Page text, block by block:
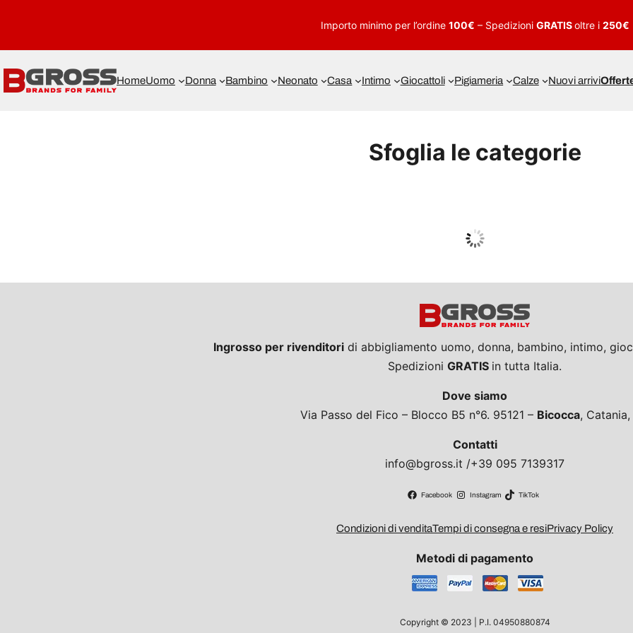
Importo minimo per l’ordine 100€ – Spedizioni GRATISoltre i 250€
HomeUomo Donna Bambino Neonato Casa Intimo Giocattoli Pigiameria Calze Nuovi arrivi
Sfoglia le categorie
Guarda tutto
Ingrosso per rivenditori di abbigliamento uomo, donna, bambino, intimo,
Spedizioni GRATIS in tutta Italia.
Dove siamo
Via Passo del Fico – Blocco B5 n°6. 95121 – Bicocca,
Contatti
info@bgross.it /+39 095 7139317
Facebook Instagram TikTok
Condizioni di venditaTempi di consegna e resiPrivacy Policy
Metodi di pagamento
Copyright © 2023 | P.I. 04950880874